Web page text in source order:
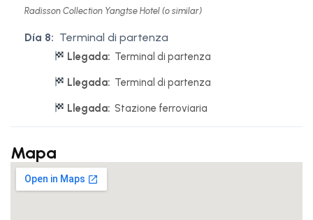
Radisson Collection Yangtse Hotel (o similar)
Día 8: Terminal di partenza
Llegada: Terminal di partenza
Llegada: Terminal di partenza
Llegada: Stazione ferroviaria
Mapa